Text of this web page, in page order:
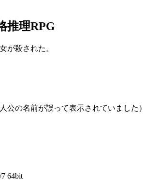
推理RPG
が殺された。
公の名前が誤って表示されていました）
64bit